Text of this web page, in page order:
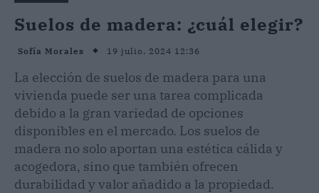
Suelos de madera: ¿cuál elegir?
Sofía Morales 19 julio, 2024 12:36
La elección de suelos de madera para una
vivienda puede ser una tarea complicada
debido a la gran variedad de opciones
disponibles en el mercado. Los suelos de
madera no solo aportan una estética cálida y
acogedora, sino que también ofrecen
durabilidad y valor añadido a la propiedad.